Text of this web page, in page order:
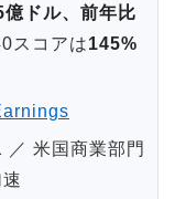
億ドル、前年比
スコアは145%
米国商業部門